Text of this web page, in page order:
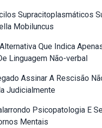
Supracitoplasmáticos
Mobiluncus
Que Indica
Linguagem Não-verbal
Assinar A Rescisão
Judicialmente
Psicopatologia E
Mentais